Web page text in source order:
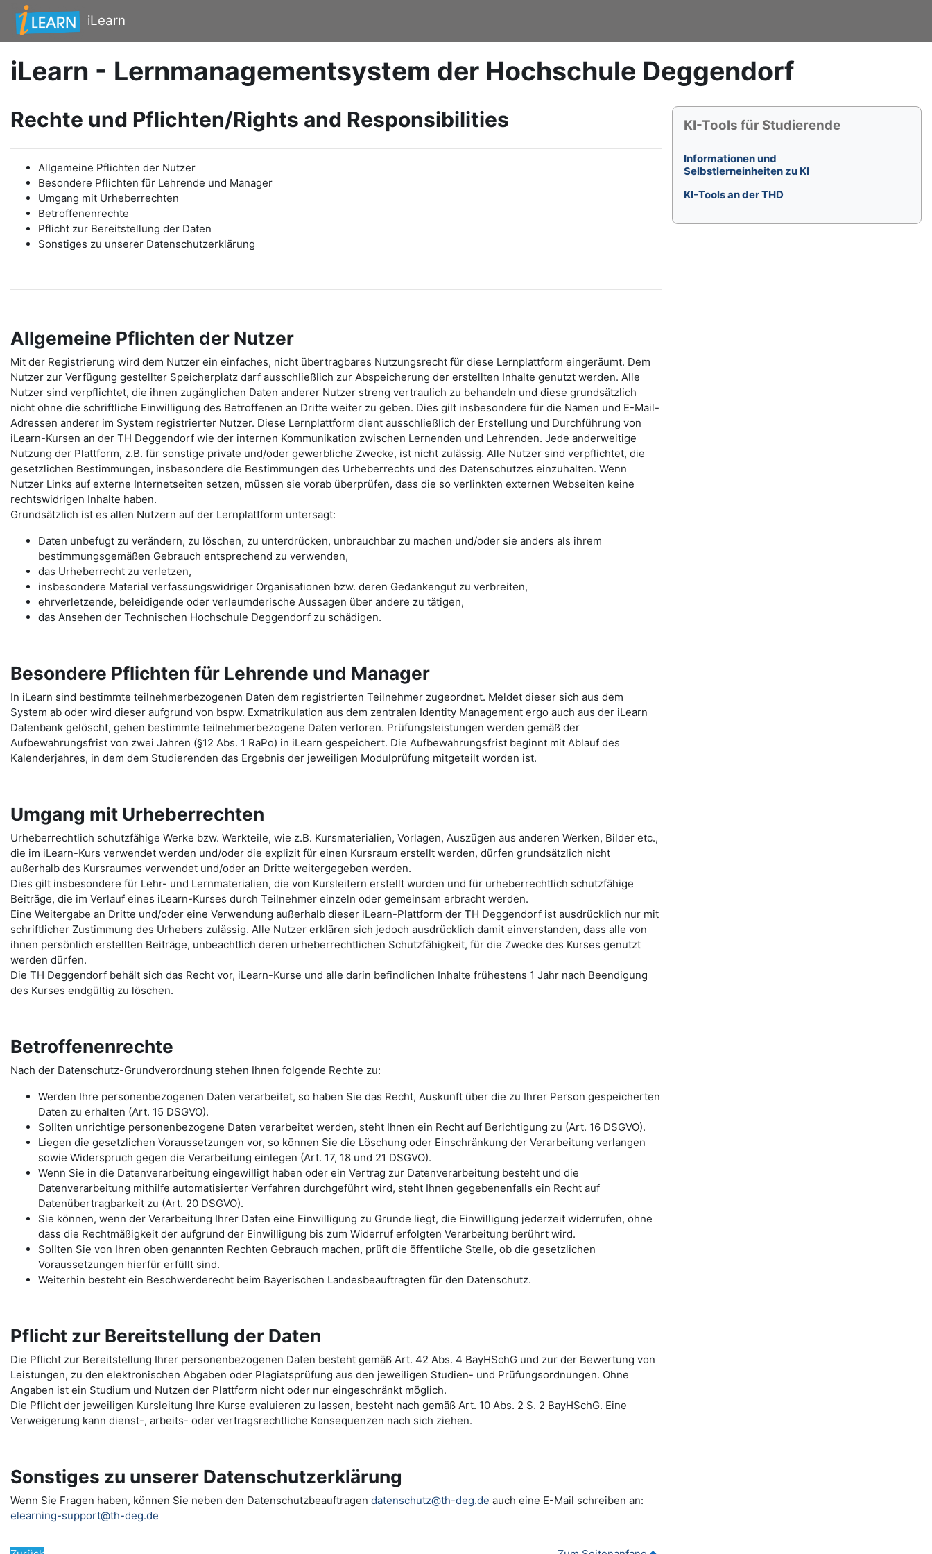
Zum Hauptinhalt
iLearn
iLearn - Lernmanagementsystem der Hochschule Deggendorf
Rechte und Pflichten/Rights and Responsibilities
Allgemeine Pflichten der Nutzer
Besondere Pflichten für Lehrende und Manager
Umgang mit Urheberrechten
Betroffenenrechte
Pflicht zur Bereitstellung der Daten
Sonstiges zu unserer Datenschutzerklärung
Allgemeine Pflichten der Nutzer
Mit der Registrierung wird dem Nutzer ein einfaches, nicht übertragbares Nutzungsrecht für diese Lernplattform eingeräumt. Dem
Nutzer zur Verfügung gestellter Speicherplatz darf ausschließlich zur Abspeicherung der erstellten Inhalte genutzt werden. Alle
Nutzer sind verpflichtet, die ihnen zugänglichen Daten anderer Nutzer streng vertraulich zu behandeln und diese grundsätzlich
nicht ohne die schriftliche Einwilligung des Betroffenen an Dritte weiter zu geben. Dies gilt insbesondere für die Namen und E-Mail-
Adressen anderer im System registrierter Nutzer. Diese Lernplattform dient ausschließlich der Erstellung und Durchführung von
iLearn-Kursen an der TH Deggendorf wie der internen Kommunikation zwischen Lernenden und Lehrenden. Jede anderweitige
Nutzung der Plattform, z.B. für sonstige private und/oder gewerbliche Zwecke, ist nicht zulässig. Alle Nutzer sind verpflichtet, die
gesetzlichen Bestimmungen, insbesondere die Bestimmungen des Urheberrechts und des Datenschutzes einzuhalten. Wenn
Nutzer Links auf externe Internetseiten setzen, müssen sie vorab überprüfen, dass die so verlinkten externen Webseiten keine
rechtswidrigen Inhalte haben.
Grundsätzlich ist es allen Nutzern auf der Lernplattform untersagt:
Daten unbefugt zu verändern, zu löschen, zu unterdrücken, unbrauchbar zu machen und/oder sie anders als ihrem
bestimmungsgemäßen Gebrauch entsprechend zu verwenden,
das Urheberrecht zu verletzen,
insbesondere Material verfassungswidriger Organisationen bzw. deren Gedankengut zu verbreiten,
ehrverletzende, beleidigende oder verleumderische Aussagen über andere zu tätigen,
das Ansehen der Technischen Hochschule Deggendorf zu schädigen.
Besondere Pflichten für Lehrende und Manager
In iLearn sind bestimmte teilnehmerbezogenen Daten dem registrierten Teilnehmer zugeordnet. Meldet dieser sich aus dem
System ab oder wird dieser aufgrund von bspw. Exmatrikulation aus dem zentralen Identity Management ergo auch aus der iLearn
Datenbank gelöscht, gehen bestimmte teilnehmerbezogene Daten verloren. Prüfungsleistungen werden gemäß der
Aufbewahrungsfrist von zwei Jahren (§12 Abs. 1 RaPo) in iLearn gespeichert. Die Aufbewahrungsfrist beginnt mit Ablauf des
Kalenderjahres, in dem dem Studierenden das Ergebnis der jeweiligen Modulprüfung mitgeteilt worden ist.
Umgang mit Urheberrechten
Urheberrechtlich schutzfähige Werke bzw. Werkteile, wie z.B. Kursmaterialien, Vorlagen, Auszügen aus anderen Werken, Bilder etc.,
die im iLearn-Kurs verwendet werden und/oder die explizit für einen Kursraum erstellt werden, dürfen grundsätzlich nicht
außerhalb des Kursraumes verwendet und/oder an Dritte weitergegeben werden.
Dies gilt insbesondere für Lehr- und Lernmaterialien, die von Kursleitern erstellt wurden und für urheberrechtlich schutzfähige
Beiträge, die im Verlauf eines iLearn-Kurses durch Teilnehmer einzeln oder gemeinsam erbracht werden.
Eine Weitergabe an Dritte und/oder eine Verwendung außerhalb dieser iLearn-Plattform der TH Deggendorf ist ausdrücklich nur mit
schriftlicher Zustimmung des Urhebers zulässig. Alle Nutzer erklären sich jedoch ausdrücklich damit einverstanden, dass alle von
ihnen persönlich erstellten Beiträge, unbeachtlich deren urheberrechtlichen Schutzfähigkeit, für die Zwecke des Kurses genutzt
werden dürfen.
Die TH Deggendorf behält sich das Recht vor, iLearn-Kurse und alle darin befindlichen Inhalte frühestens 1 Jahr nach Beendigung
des Kurses endgültig zu löschen.
Betroffenenrechte
Nach der Datenschutz-Grundverordnung stehen Ihnen folgende Rechte zu:
Werden Ihre personenbezogenen Daten verarbeitet, so haben Sie das Recht, Auskunft über die zu Ihrer Person gespeicherten
Daten zu erhalten (Art. 15 DSGVO).
Sollten unrichtige personenbezogene Daten verarbeitet werden, steht Ihnen ein Recht auf Berichtigung zu (Art. 16 DSGVO).
Liegen die gesetzlichen Voraussetzungen vor, so können Sie die Löschung oder Einschränkung der Verarbeitung verlangen
sowie Widerspruch gegen die Verarbeitung einlegen (Art. 17, 18 und 21 DSGVO).
Wenn Sie in die Datenverarbeitung eingewilligt haben oder ein Vertrag zur Datenverarbeitung besteht und die
Datenverarbeitung mithilfe automatisierter Verfahren durchgeführt wird, steht Ihnen gegebenenfalls ein Recht auf
Datenübertragbarkeit zu (Art. 20 DSGVO).
Sie können, wenn der Verarbeitung Ihrer Daten eine Einwilligung zu Grunde liegt, die Einwilligung jederzeit widerrufen, ohne
dass die Rechtmäßigkeit der aufgrund der Einwilligung bis zum Widerruf erfolgten Verarbeitung berührt wird.
Sollten Sie von Ihren oben genannten Rechten Gebrauch machen, prüft die öffentliche Stelle, ob die gesetzlichen
Voraussetzungen hierfür erfüllt sind.
Weiterhin besteht ein Beschwerderecht beim Bayerischen Landesbeauftragten für den Datenschutz.
Pflicht zur Bereitstellung der Daten
Die Pflicht zur Bereitstellung Ihrer personenbezogenen Daten besteht gemäß Art. 42 Abs. 4 BayHSchG und zur der Bewertung von
Leistungen, zu den elektronischen Abgaben oder Plagiatsprüfung aus den jeweiligen Studien- und Prüfungsordnungen. Ohne
Angaben ist ein Studium und Nutzen der Plattform nicht oder nur eingeschränkt möglich.
Die Pflicht der jeweiligen Kursleitung Ihre Kurse evaluieren zu lassen, besteht nach gemäß Art. 10 Abs. 2 S. 2 BayHSchG. Eine
Verweigerung kann dienst-, arbeits- oder vertragsrechtliche Konsequenzen nach sich ziehen.
Sonstiges zu unserer Datenschutzerklärung
Wenn Sie Fragen haben, können Sie neben den Datenschutzbeauftragen datenschutz@th-deg.de auch eine E-Mail schreiben an:
elearning-support@th-deg.de
Blöcke
KI-Tools für Studierende überspringen
KI-Tools für Studierende
Informationen und
Selbstlerneinheiten zu KI
KI-Tools an der THD